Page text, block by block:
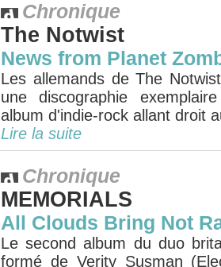
Chronique
The Notwist
News from Planet
Les allemands de The
une discographie
album d'indie-rock allant droit
Lire la suite
Chronique
MEMORIALS
All Clouds Bring Not
Le second album du duo
formé de Verity Susman